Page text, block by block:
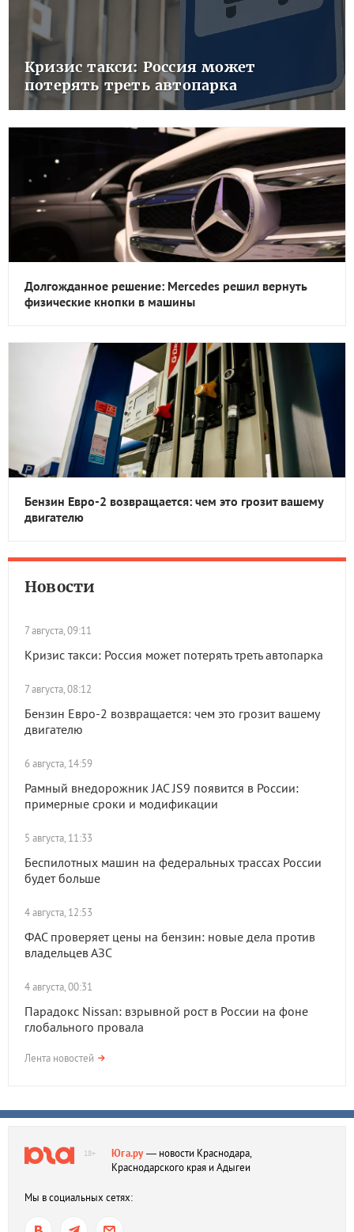
Кризис такси: Россия может
потерять треть автопарка
Долгожданное решение: Mercedes решил вернуть
физические кнопки в машины
Бензин Евро-2 возвращается: чем это грозит вашему
двигателю
Новости
7 августа, 09:11
Кризис такси: Россия может потерять треть автопарка
7 августа, 08:12
Бензин Евро-2 возвращается: чем это грозит вашему
двигателю
6 августа, 14:59
Рамный внедорожник JAC JS9 появится в России:
примерные сроки и модификации
5 августа, 11:33
Беспилотных машин на федеральных трассах России
будет больше
4 августа, 12:53
ФАС проверяет цены на бензин: новые дела против
владельцев АЗС
4 августа, 00:31
Парадокс Nissan: взрывной рост в России на фоне
глобального провала
Лента новостей
18+ Юга.ру— новости Краснодара,
Краснодарского края и Адыгеи
Мы в социальных сетях: